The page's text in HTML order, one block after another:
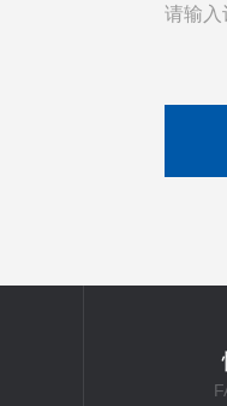
请输入